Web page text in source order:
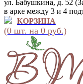
ул. Бабушкина, д. 52
в арке между 3 и 4
КОРЗИНА
(0 шт. на 0 руб.)